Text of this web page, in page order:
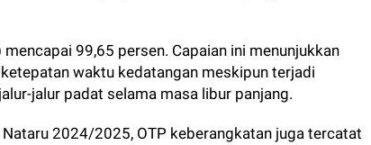
99,65 persen. Capaian ini menunjukkan
waktu kedatangan meskipun terjadi
jalur padat selama masa libur panjang.
2024/2025, OTP keberangkatan juga tercatat